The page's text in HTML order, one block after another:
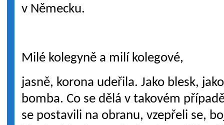
v Německu.
Milé kolegyně a milí kolegové,
jasně, korona udeřila. Jako blesk,
bomba. Co se dělá v takovém
se postavili na obranu, vzepřeli se,